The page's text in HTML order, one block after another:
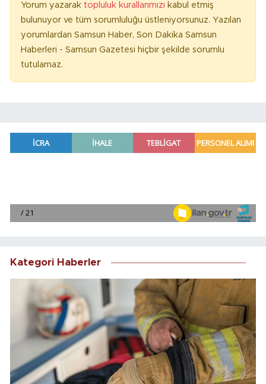
Yorum yazarak topluluk kurallarımızı kabul etmiş
bulunuyor ve tüm sorumluluğu üstleniyorsunuz. Yazılan
yorumlardan Samsun Haber, Son Dakika Samsun
Haberleri - Samsun Gazetesi hiçbir şekilde sorumlu
tutulamaz.
Kategori Haberler